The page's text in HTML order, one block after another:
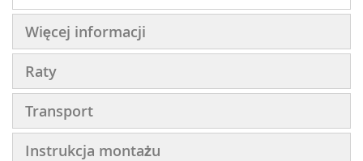
sie den Herausforderungen des täglichen Gebrauchs
standhalten. Die Stärke der Korpusse beträgt solide 22
mm und die Fronten 16 mm, was ihre Stabilität und
Langlebigkeit unterstreicht. Der Hauptattraktion dieser
Schränke sind zweifellos die Grafiken, die ihnen einen
einzigartigen Charakter verleihen. Sie werden auf Folie
gedruckt, dann laminiert und sorgfältig auf die Front
geklebt, was ein wahrhaft künstlerisches Werk schafft.
Aluminiumseitenprofile und Kunststofffüße setzen den
finalen Akzent auf diese eleganten Schränke. Die
Więcej informacji
Raty
Transport
Instrukcja montażu